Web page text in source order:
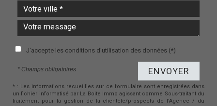
J'accepte les conditions d'utilisation des données (*)
* Champs obligatoires ENVOYER
* : Les informations recueillies sur ce formulaire sont enregistrées dans
un fichier informatisé par La Boite Immo agissant comme Sous-traitant du
traitement pour la gestion de la clientèle/prospects de l'Agence / du